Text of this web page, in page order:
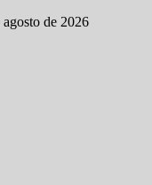
de 2026